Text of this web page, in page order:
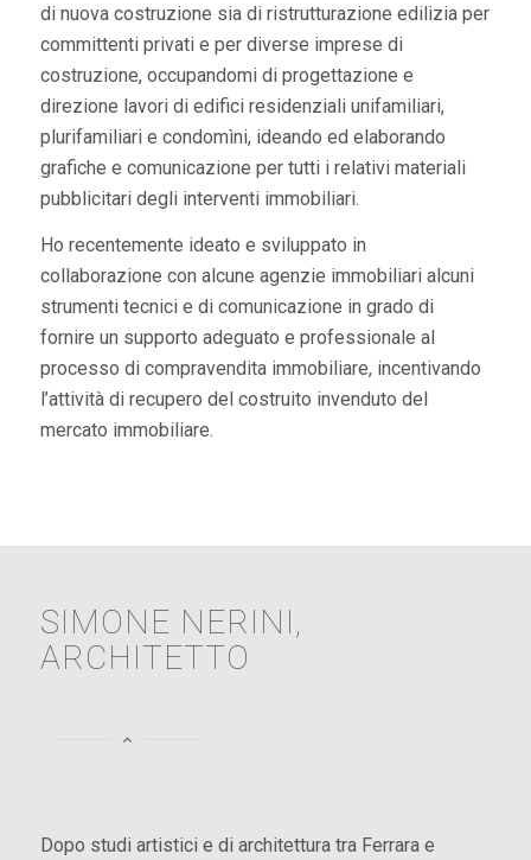
di nuova costruzione sia di ristrutturazione edilizia per
committenti privati e per diverse imprese di
costruzione, occupandomi di progettazione e
direzione lavori di edifici residenziali unifamiliari,
plurifamiliari e condomìni, ideando ed elaborando
grafiche e comunicazione per tutti i relativi materiali
pubblicitari degli interventi immobiliari.
Ho recentemente ideato e sviluppato in
collaborazione con alcune agenzie immobiliari alcuni
strumenti tecnici e di comunicazione in grado di
fornire un supporto adeguato e professionale al
processo di compravendita immobiliare, incentivando
l’attività di recupero del costruito invenduto del
mercato immobiliare.
SIMONE NERINI,
ARCHITETTO
Dopo studi artistici e di architettura tra Ferrara e